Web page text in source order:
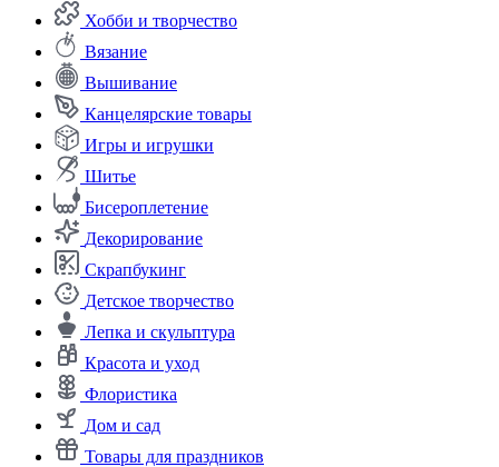
Хобби и творчество
Вязание
Вышивание
Канцелярские товары
Игры и игрушки
Шитье
Бисероплетение
Декорирование
Скрапбукинг
Детское творчество
Лепка и скульптура
Красота и уход
Флористика
Дом и сад
Товары для праздников